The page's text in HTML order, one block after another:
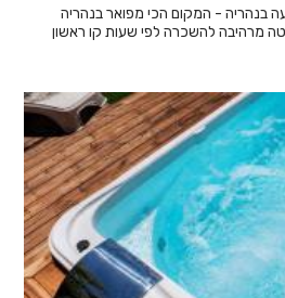
בנהריה - המקום הכי מפואר בנהריה
מרהיבה להשכרה לפי שעות קו ראשון